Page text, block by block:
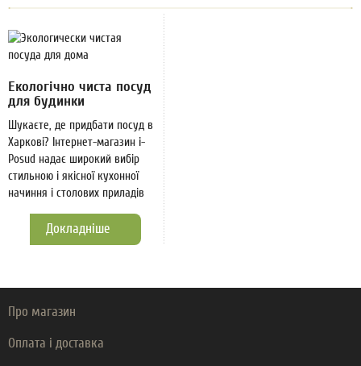
Екологічно чиста посуд
для будинки
Шукаєте, де придбати посуд в
Харкові? Інтернет-магазин i-
Posud надає широкий вибір
стильною і якісної кухонної
начиння і столових приладів
Докладніше
Про магазин
Оплата і доставка